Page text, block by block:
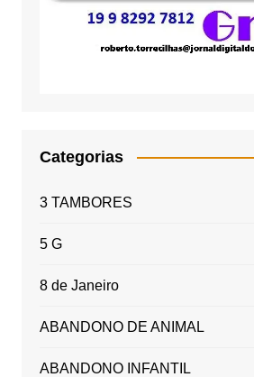
Categorias
3 TAMBORES
5 G
8 de Janeiro
ABANDONO DE ANIMAL
ABANDONO INFANTIL